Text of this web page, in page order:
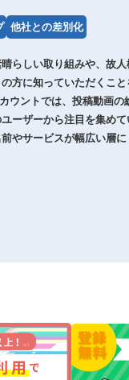
他社との差別化
らしい取り組みや、故
方に知っていただくこと
ウントでは、投稿動画の
ーザーから注目を集め
やサービスが幅広い層